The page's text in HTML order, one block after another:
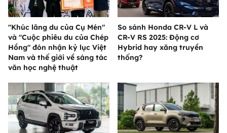
"Khúc lãng du của Cụ Mén"
và "Cuộc phiêu du của Chép
Hồng" đón nhận kỷ lục Việt
Nam và thế giới về sáng tác
văn học nghệ thuật
So sánh Honda CR-V L và
CR-V RS 2025: Động cơ
Hybrid hay xăng truyền
thống?